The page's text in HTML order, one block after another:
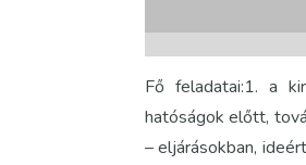
Fő feladatai:1. a
hatóságok előtt,
– eljárásokban,